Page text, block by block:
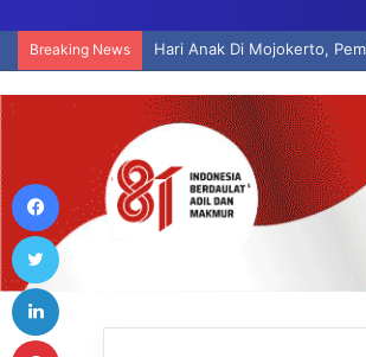
Breaking News Hari Anak Di Mojokerto,
Facebook
Twitter